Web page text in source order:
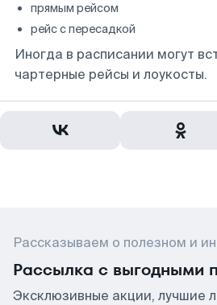
прямым рейсом
рейс с пересадкой
Иногда в расписании могут
чартерные рейсы и лоукосты.
Рассказываем о полезном и
Рассылка с выгодными
Эксклюзивные акции, лучшие